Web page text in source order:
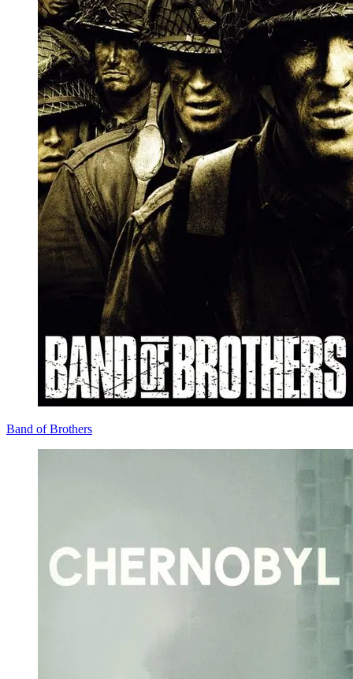
Band of Brothers